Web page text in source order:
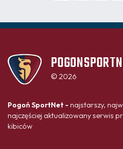
© 2026
Pogoń SportNet - najstarszy,
najczęściej aktualizowany serwis
kibiców